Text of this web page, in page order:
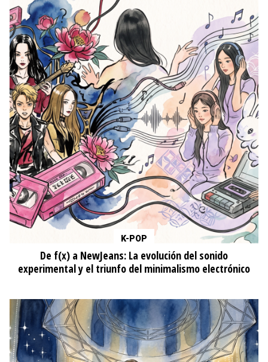
K-POP
De f(x) a NewJeans: La evolución del sonido
experimental y el triunfo del minimalismo electrónico